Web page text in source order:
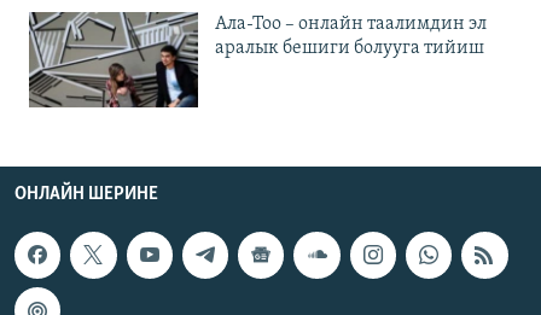
Ала-Тоо – онлайн таалимдин эл
аралык бешиги болууга тийиш
ОНЛАЙН ШЕРИНЕ